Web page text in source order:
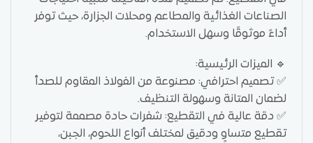
الصناعات الغذائية والمطاعم ومحلات الجزارة، حيث توفر
أداءً موثوقًا وسهل الاستخدام.
🔹 الميزات الرئيسية:
✅ تصميم احترافي: مصنوعة من الفولاذ المقاوم للصدأ
لضمان المتانة وسهولة التنظيف.
✅ دقة عالية في التقطيع: شفرات حادة مصممة لتوفير
تقطيع متساوٍ ودقيق لمختلف أنواع اللحوم، الجبن،